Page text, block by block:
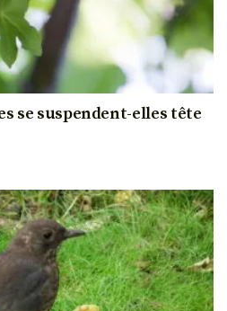
se suspendent-elles tête